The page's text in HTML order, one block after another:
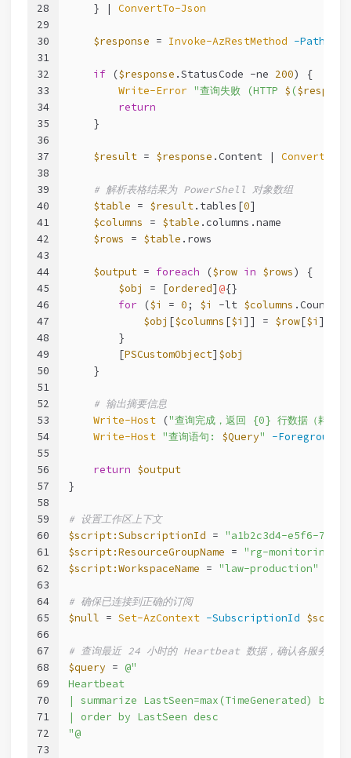
28
29
30
31
32
33
34
35
36
37
38
39
40
41
42
43
44
45
46
47
48
49
50
51
52
53
54
55
56
57
58
59
60
61
62
63
64
65
66
67
68
69
70
71
72
73
    } |
ConvertTo-Json
$response = Invoke-AzRestMethod -Path
if ($response .StatusCode -ne 200) {
Write-Error "查询失败 (HTTP $ (
return
    }
$result = $response .Content |
# 解析表格结果为 PowerShell 对象数组
$table = $result.tables[0]
$columns = $table .columns.name
$rows = $table .rows
$output = foreach ($row in $rows) {
$obj
= [ordered] @{}
for ($i = 0 ; $i -lt $columns .Count;
$obj [$columns [$i ]] = $row[$i ]
        }
        [
PSCustomObject] $obj
    }
# 输出摘要信息
Write-Host ("查询完成，返回 {0} 行数据（耗时
Write-Host "查询语句: $Query" -
return $output
}
# 设置工作区上下文
$script:SubscriptionId = "a1b2c3d4-e5f6-
$script:ResourceGroupName = "rg-monitoring"
$script:WorkspaceName = "law-production"
# 确保已连接到正确的订阅
$null = Set-AzContext -SubscriptionId
# 查询最近 24 小时的 Heartbeat 数据，确认各服务器在
$query = @"
Heartbeat
| summarize LastSeen=max(TimeGenerated) by
| order by LastSeen desc
"@